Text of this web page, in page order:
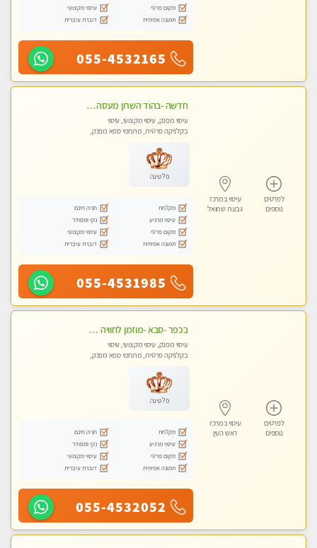
מקום פרטי
עיסוי מקצועי
תמונה אמיתית
דוברת עיברית
055-4532165
לפרטים
נוספים
עיסוי במרכז
גבעת שמואל
חדשה -בהוד השרון מעסה איכותית מפנקת ומקצועית לעיסוי חלומי .....
עיסוי מפנק, עיסוי מקצועי, עיסוי
בקלניקה פרטית, מתחמי ספא מפנק,
פלטינה
מקלחת
חניה חינם
עיסוי מרגיע
נקי ומסודר
מקום פרטי
עיסוי מקצועי
תמונה אמיתית
דוברת עיברית
055-4531985
לפרטים
נוספים
עיסוי במרכז
ראש העין
בכפר -סבא -מוזמן לחוויה בלתי נשכחת!!!עיסוי מפנק ביותר מומלץ לחלוטין!!!
עיסוי מפנק, עיסוי מקצועי, עיסוי
בקלניקה פרטית, מתחמי ספא מפנק,
פלטינה
מקלחת
חניה חינם
עיסוי מרגיע
נקי ומסודר
מקום פרטי
עיסוי מקצועי
תמונה אמיתית
דוברת עיברית
055-4532052